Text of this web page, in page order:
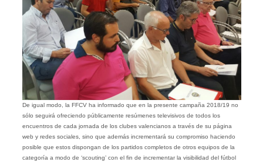
De igual modo, la FFCV ha informado que en la presente campaña 2018/19 no
sólo seguirá ofreciendo públicamente resúmenes televisivos de todos los
encuentros de cada jornada de los clubes valencianos a través de su página
web y redes sociales, sino que además incrementará su compromiso haciendo
posible que estos dispongan de los partidos completos de otros equipos de la
categoría a modo de ‘scouting’ con el fin de incrementar la visibilidad del fútbol